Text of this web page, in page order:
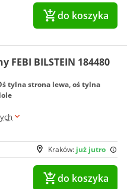
do koszyka
FEBI BILSTEIN 184480
tylna strona lewa, oś tylna
Kraków: już jutro
do koszyka